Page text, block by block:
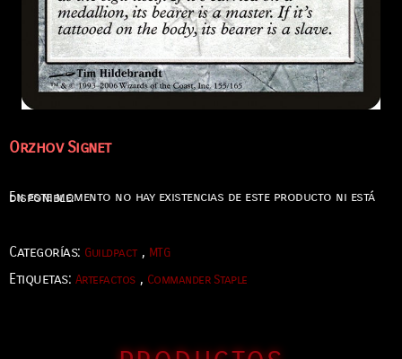
Orzhov Signet
En este momento no hay existencias de este producto ni está disponible.
Categorías: Guildpact , MTG
Etiquetas: Artefactos , Commander Staple